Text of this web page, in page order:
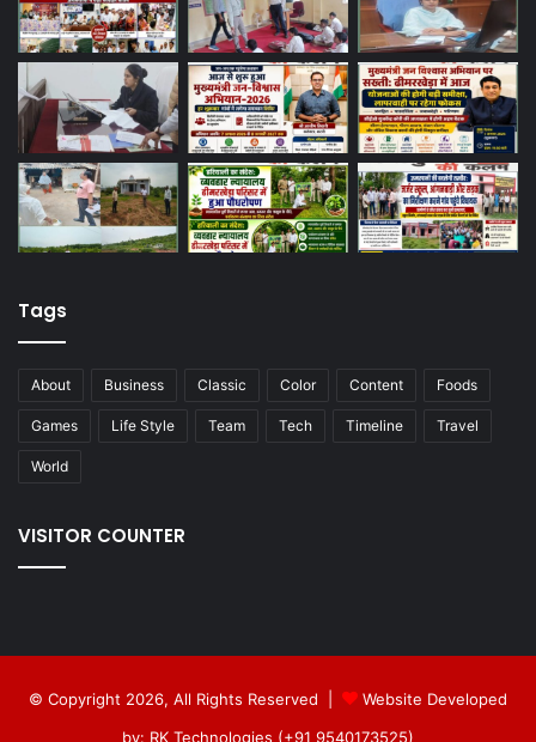
Tags
About Business Classic Color Content Foods
Games Life Style Team Tech Timeline Travel
World
VISITOR COUNTER
© Copyright 2026, All Rights Reserved |
Website Developed
by: RK Technologies (+91 9540173525)